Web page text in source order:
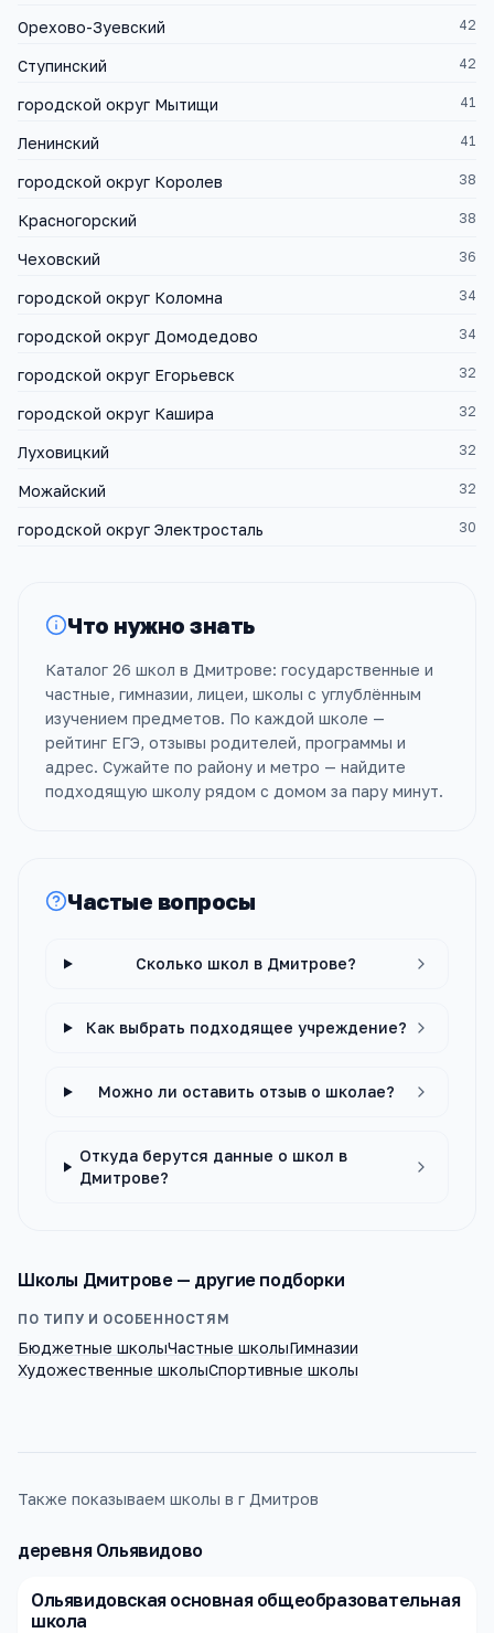
Орехово-Зуевский 42
Ступинский 42
городской округ Мытищи 41
Ленинский 41
городской округ Королев 38
Красногорский 38
Чеховский 36
городской округ Коломна 34
городской округ Домодедово 34
городской округ Егорьевск 32
городской округ Кашира 32
Луховицкий 32
Можайский 32
городской округ Электросталь 30
Что нужно знать
Каталог 26 школ в Дмитрове: государственные и
частные, гимназии, лицеи, школы с углублённым
изучением предметов. По каждой школе —
рейтинг ЕГЭ, отзывы родителей, программы и
адрес. Сужайте по району и метро — найдите
подходящую школу рядом с домом за пару минут.
Частые вопросы
Сколько школ в Дмитрове?
Как выбрать подходящее учреждение?
Можно ли оставить отзыв о школае?
Откуда берутся данные о школ в
Дмитрове?
Школы Дмитрове— другие подборки
ПО ТИПУ И ОСОБЕННОСТЯМ
Бюджетные школыЧастные школыГимназии
Художественные школыСпортивные школы
Также показываем школы в г Дмитров
деревня Ольявидово
Ольявидовская основная общеобразовательная
школа